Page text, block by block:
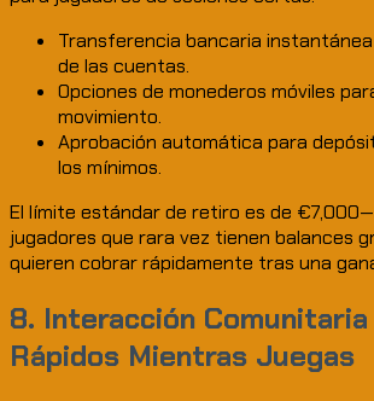
Transferencia bancaria
de las cuentas.
Opciones de monederos móviles
movimiento.
Aprobación automática para
los mínimos.
El límite estándar de retiro es de
jugadores que rara vez tienen balances
quieren cobrar rápidamente tras una
8. Interacción
Rápidos Mientras Juegas